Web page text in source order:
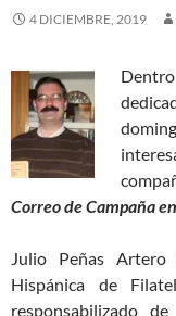
4 DICIEMBRE, 2019
Correo de Campaña
Julio Peñas
Hispánica de
responsabilizado